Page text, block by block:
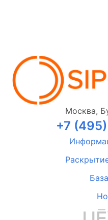
Москва,
+7